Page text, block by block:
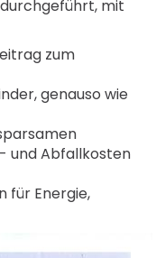
mit
zum
genauso wie
und Abfallkosten
für Energie,